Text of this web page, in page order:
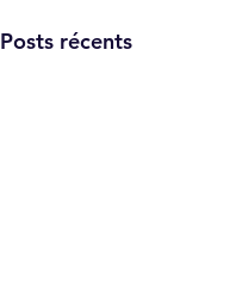
Posts récents